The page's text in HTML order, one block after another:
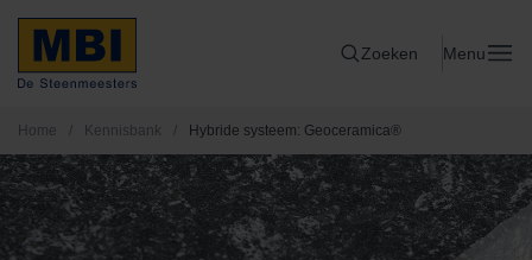
Zoeken Menu
Home / Kennisbank / Hybride systeem: Geoceramica®